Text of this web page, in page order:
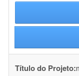
Título do Projeto: